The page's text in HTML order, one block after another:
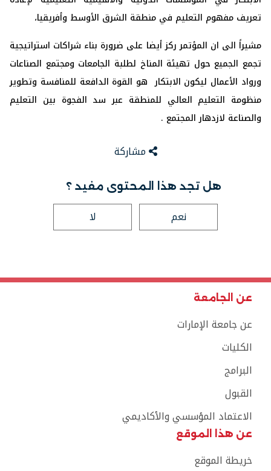
تعريف مفهوم التعليم في منطقة الشرق الأوسط وأفريقيا،
مشيراً الى ان المؤتمر ركز أيضا على ضرورة بناء شراكات استراتيجية
تجمع الجميع حول تهيئة المناخ لطلبة الجامعات ومجتمع الصناعات
ورواد الأعمال ليكون الابتكار هو القوة الدافعة للمنافسة وتطوير
منظومة التعليم العالي للمنطقة عبر سد الفجوة بين التعليم
والصناعة لازدهار المجتمع .
مشاركة
هل تجد هذا المحتوى مفيد ؟
نعم لا
عن الجامعة
عن جامعة الإمارات
الكليات
البرامج
القبول
الاعتماد المؤسسي والأكاديمي
عن هذا الموقع
خريطة الموقع